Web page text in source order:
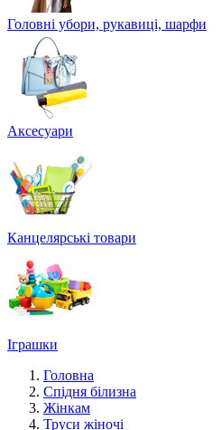
Головні убори, рукавиці, шарфи
Аксесуари
Канцелярські товари
Іграшки
Головна
Спідня білизна
Жінкам
Труси жіночі